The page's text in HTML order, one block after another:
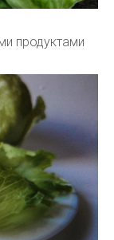
продуктами